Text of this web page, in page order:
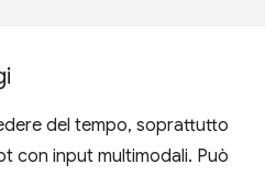
del tempo, soprattutto
con input multimodali. Può